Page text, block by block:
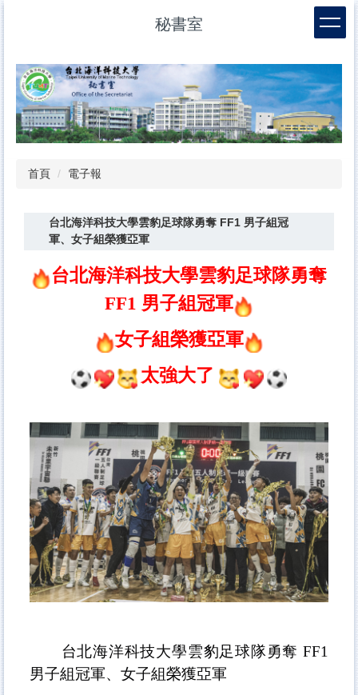
要
內
容
區
秘書室
首頁 電子報
台北海洋科技大學雲豹足球隊勇奪 FF1 男子組冠
軍、女子組榮獲亞軍
台北海洋科技大學雲豹足球隊勇奪
FF1 男子組冠軍
女子組榮獲亞軍
太強大了
台北海洋科技大學雲豹足球隊勇奪 FF1
男子組冠軍、女子組榮獲亞軍